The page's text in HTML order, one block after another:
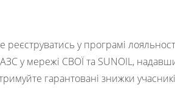
реєструватись у програмі
у мережі СВОЇ та SUNOIL,
гарантовані знижки